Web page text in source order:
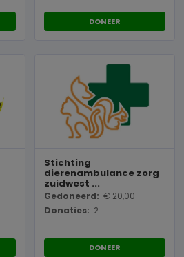
DONEER
Stichting
dierenambulance zorg
zuidwest ...
Gedoneerd: € 20,00
Donaties: 2
DONEER